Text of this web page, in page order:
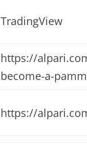
TradingView
https://
become-a-
https://